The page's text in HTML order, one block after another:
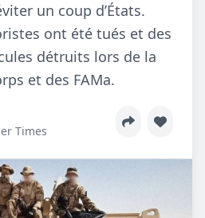
un coup d’États.
ont été tués et des
détruits lors de la
et des FAMa.
Times